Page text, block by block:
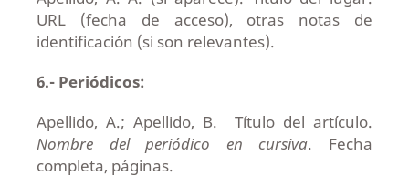
URL (fecha de acceso), otras notas de
identificación (si son relevantes).
6.- Periódicos:
Apellido, A.; Apellido, B. Título del artículo.
Nombre del periódico en cursiva. Fecha
completa, páginas.